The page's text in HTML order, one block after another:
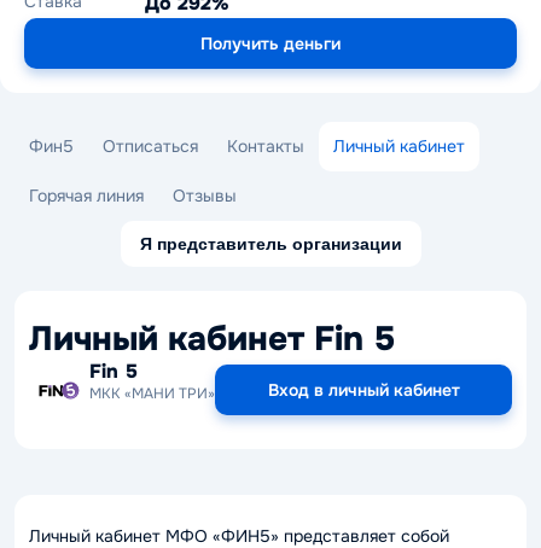
Получить деньги
Фин5 Отписаться Контакты Личный кабинет
Горячая линия Отзывы
Я представитель организации
Личный кабинет Fin 5
Fin 5
МКК «МАНИ ТРИ» Вход в личный кабинет
Личный кабинет МФО «ФИН5» представляет собой